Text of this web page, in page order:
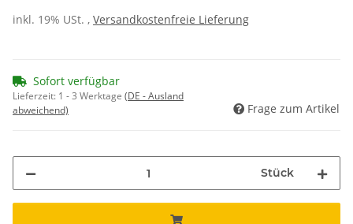
inkl. 19% USt. , Versandkostenfreie Lieferung
Sofort verfügbar
Lieferzeit: 1 - 3 Werktage (DE - Ausland
abweichend)
Frage zum Artikel
Stück